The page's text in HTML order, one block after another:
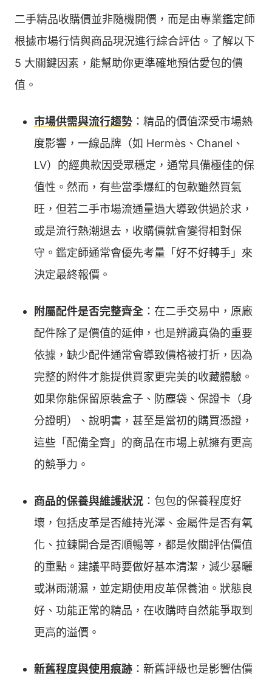
二手精品收購價並非隨機開價，而是由專業鑑定師
根據市場行情與商品現況進行綜合評估。了解以下
5 大關鍵因素，能幫助你更準確地預估愛包的價
值。
市場供需與流行趨勢 ：精品的價值深受市場熱
度影響，一線品牌（如 Hermès、Chanel、
LV）的經典款因受眾穩定，通常具備極佳的保
值性。然而，有些當季爆紅的包款雖然買氣
旺，但若二手市場流通量過大導致供過於求，
或是流行熱潮退去，收購價就會變得相對保
守。鑑定師通常會優先考量「好不好轉手」來
決定最終報價。
附屬配件是否完整齊全 ：在二手交易中，原廠
配件除了是價值的延伸，也是辨識真偽的重要
依據，缺少配件通常會導致價格被打折，因為
完整的附件才能提供買家更完美的收藏體驗。
如果你能保留原裝盒子、防塵袋、保證卡（身
分證明）、說明書，甚至是當初的購買憑證，
這些「配備全齊」的商品在市場上就擁有更高
的競爭力。
商品的保養與維護狀況 ：包包的保養程度好
壞，包括皮革是否維持光澤、金屬件是否有氧
化、拉鍊開合是否順暢等，都是攸關評估價值
的重點。建議平時要做好基本清潔，減少暴曬
或淋雨潮濕，並定期使用皮革保養油。狀態良
好、功能正常的精品，在收購時自然能爭取到
更高的溢價。
新舊程度與使用痕跡 ：新舊評級也是影響估價